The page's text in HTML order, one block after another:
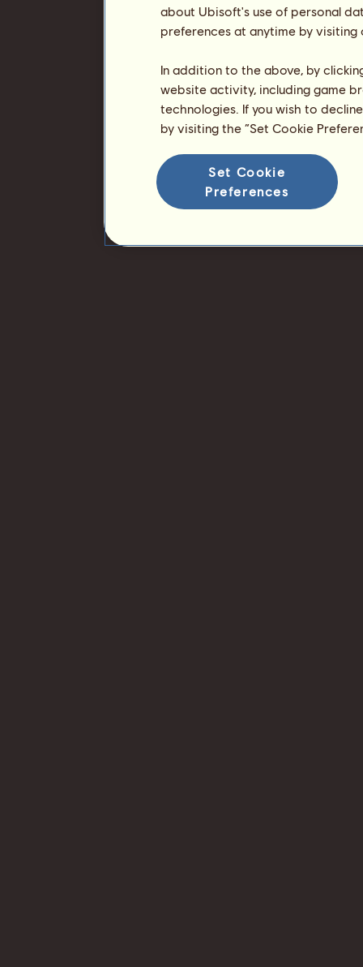
about Ubisoft's use of personal
preferences at anytime by
In addition to the above, by
website activity, including game
technologies. If you wish to
by visiting the “Set Cookie
Set Cookie
Preferences